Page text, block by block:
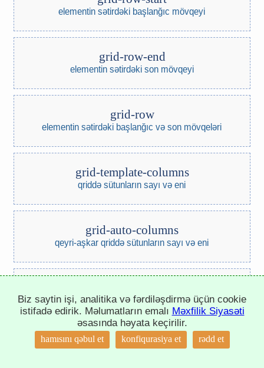
elementin sətirdəki başlanğıc mövqeyi
grid-row-end
elementin sətirdəki son mövqeyi
grid-row
elementin sətirdəki başlanğıc və son mövqeləri
grid-template-columns
qriddə sütunların sayı və eni
grid-auto-columns
qeyri-aşkar qriddə sütunların sayı və eni
qriddə sətirlərin sayı və eni
grid-auto-rows
Biz saytin işi, analitika və fərdiləşdirmə üçün cookie
istifadə edirik. Məlumatların emalı Məxfilik Siyasəti
əsasında həyata keçirilir.
hamısını qəbul et konfiqurasiya et rədd et